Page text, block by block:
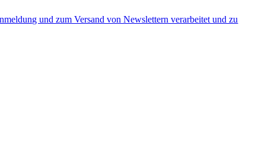
und zum Versand von Newslettern verarbeitet und zu